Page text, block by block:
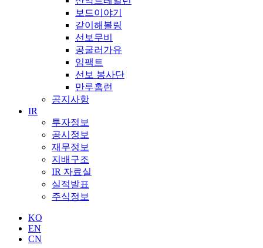
보드이야기
같이해볼링
선보무비
공굴러가유
임팩트
선보 봉사단
만루홈런
공지사항
IR
투자정보
공시정보
재무정보
지배구조
IR 자료실
실적발표
주식정보
KO
EN
CN